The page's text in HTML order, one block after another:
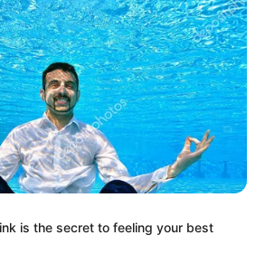
is the secret to feeling your best